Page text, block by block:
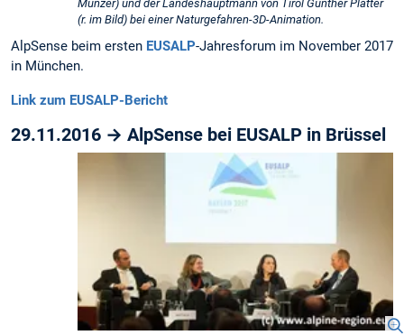
Münzer) und der Landeshauptmann von Tirol Günther Platter
(r. im Bild) bei einer Naturgefahren-3D-Animation.
AlpSense beim ersten EUSALP-Jahresforum im November 2017
in München.
Link zum EUSALP-Bericht
29.11.2016 → AlpSense bei EUSALP in Brüssel